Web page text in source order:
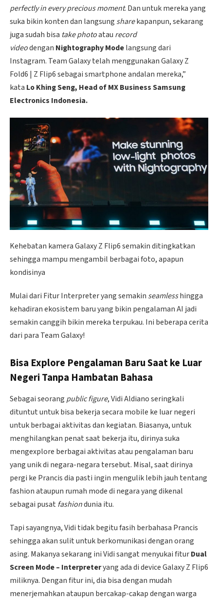
perfectly in every precious moment. Dan untuk mereka yang
suka bikin konten dan langsung sharekapanpun, sekarang
juga sudah bisa take photoatau record
videodengan Nightography Modelangsung dari
Instagram. Team Galaxy telah menggunakan Galaxy Z
Fold6 | Z Flip6 sebagai smartphone andalan mereka,”
kata Lo Khing Seng, Head of MX Business Samsung
Electronics Indonesia.
Kehebatan kamera Galaxy Z Flip6 semakin ditingkatkan
sehingga mampu mengambil berbagai foto, apapun
kondisinya
Mulai dari Fitur Interpreter yang semakin seamlesshingga
kehadiran ekosistem baru yang bikin pengalaman AI jadi
semakin canggih bikin mereka terpukau. Ini beberapa cerita
dari para Team Galaxy!
Bisa Explore Pengalaman Baru Saat ke Luar
Negeri Tanpa Hambatan Bahasa
Sebagai seorang public figure, Vidi Aldiano seringkali
dituntut untuk bisa bekerja secara mobile ke luar negeri
untuk berbagai aktivitas dan kegiatan. Biasanya, untuk
menghilangkan penat saat bekerja itu, dirinya suka
mengexplore berbagai aktivitas atau pengalaman baru
yang unik di negara-negara tersebut. Misal, saat dirinya
pergi ke Prancis dia pasti ingin mengulik lebih jauh tentang
fashion ataupun rumah mode di negara yang dikenal
sebagai pusat fashiondunia itu.
Tapi sayangnya, Vidi tidak begitu fasih berbahasa Prancis
sehingga akan sulit untuk berkomunikasi dengan orang
asing. Makanya sekarang ini Vidi sangat menyukai fiturDual
Screen Mode – Interpreteryang ada di device Galaxy Z Flip6
miliknya. Dengan fitur ini, dia bisa dengan mudah
menerjemahkan ataupun bercakap-cakap dengan warga